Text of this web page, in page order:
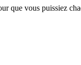
que vous puissiez